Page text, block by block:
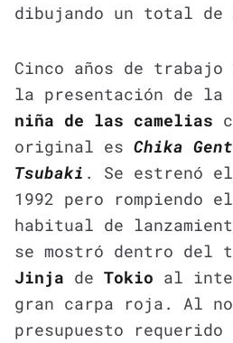
dibujando un total de
Cinco años de trabajo
la presentación de la
niña de las camelias
original es Chika
Tsubaki . Se estrenó el
1992 pero rompiendo
habitual de
se mostró dentro del
Jinja de Tokio al
gran carpa roja. Al
presupuesto requerido